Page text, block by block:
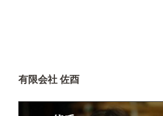
有限会社 佐酉